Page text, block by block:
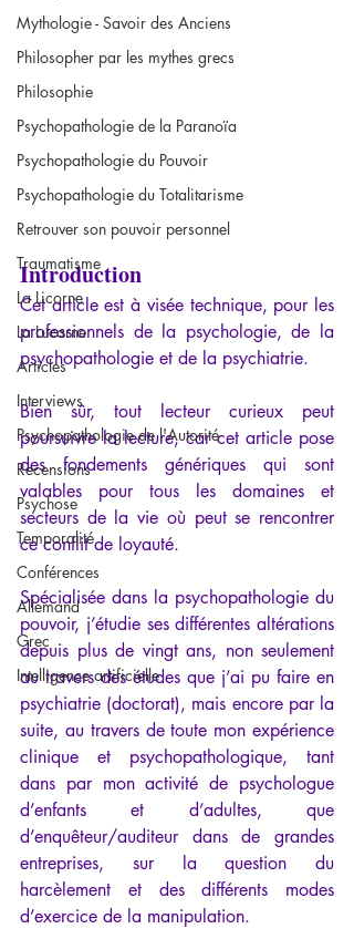
Mythologie - Savoir des Anciens
Philosopher par les mythes grecs
Philosophie
Psychopathologie de la Paranoïa
Psychopathologie du Pouvoir
Psychopathologie du Totalitarisme
Retrouver son pouvoir personnel
Traumatisme
La Licorne
La Lucarne
Articles
Interviews
Psychopathologie de l'Autorité
Recensions
Psychose
Temporalité
Conférences
Allemand
Grec
Intelligence artificielle
Introduction
Cet article est à visée technique, pour les
professionnels de la psychologie, de la
psychopathologie et de la psychiatrie.
Bien sûr, tout lecteur curieux peut
poursuivre la lecture, car cet article pose
des fondements génériques qui sont
valables pour tous les domaines et
secteurs de la vie où peut se rencontrer
ce conflit de loyauté.
Spécialisée dans la psychopathologie du
pouvoir, j’étudie ses différentes altérations
depuis plus de vingt ans, non seulement
au travers des études que j’ai pu faire en
psychiatrie (doctorat), mais encore par la
suite, au travers de toute mon expérience
clinique et psychopathologique, tant
dans par mon activité de psychologue
d’enfants et d’adultes, que
d’enquêteur/auditeur dans de grandes
entreprises, sur la question du
harcèlement et des différents modes
d’exercice de la manipulation.